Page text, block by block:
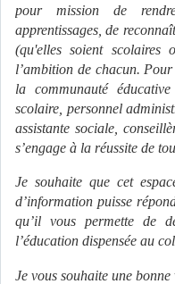
pour mission de
apprentissages, de
(qu'elles soient scolaires
l’ambition de chacun.
la communauté
scolaire, personnel
assistante sociale,
s’engage à la réussite de
Je souhaite que cet
d’information puisse
qu’il vous permette de
l’éducation dispensée au
Je vous souhaite une